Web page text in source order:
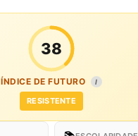
38
ÍNDICE DE FUTURO I
RESISTENTE